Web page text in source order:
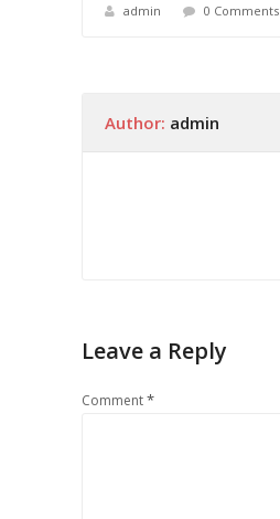
admin 0 Comments
Author: admin
Leave a Reply
Comment*